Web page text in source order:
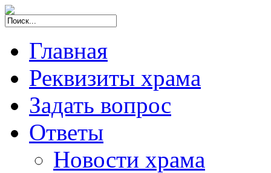
Главная
Реквизиты храма
Задать вопрос
Ответы
Новости храма